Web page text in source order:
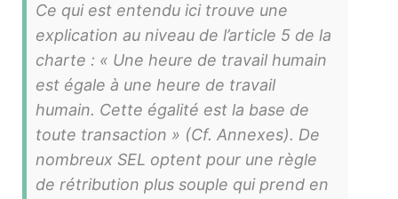
Ce qui est entendu ici trouve une
explication au niveau de l’article 5 de la
charte : « Une heure de travail humain
est égale à une heure de travail
humain. Cette égalité est la base de
toute transaction » (Cf. Annexes). De
nombreux SEL optent pour une règle
de rétribution plus souple qui prend en